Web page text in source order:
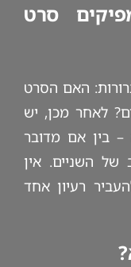
סרט
האם הסרט
לאחר מכן, יש
בין אם מדובר
של השניים. אין
רעיון אחד